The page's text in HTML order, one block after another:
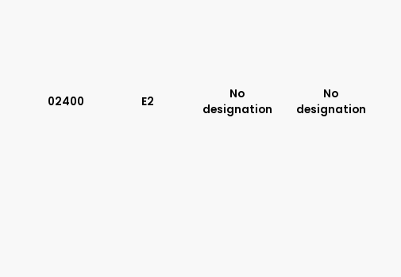
02400 E2
No
designation
No
designation